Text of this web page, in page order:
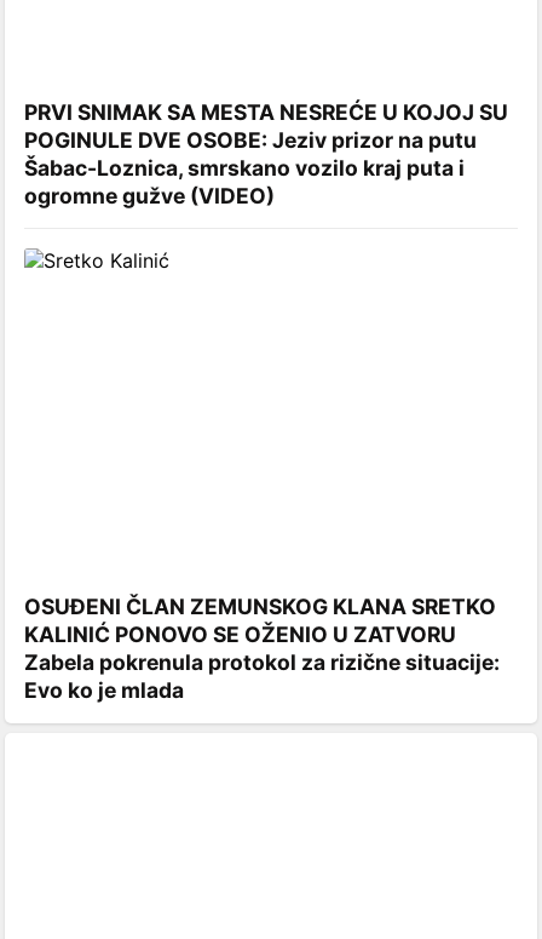
PRVI SNIMAK SA MESTA NESREĆE U KOJOJ SU
POGINULE DVE OSOBE: Jeziv prizor na putu
Šabac-Loznica, smrskano vozilo kraj puta i
ogromne gužve (VIDEO)
OSUĐENI ČLAN ZEMUNSKOG KLANA SRETKO
KALINIĆ PONOVO SE OŽENIO U ZATVORU
Zabela pokrenula protokol za rizične situacije:
Evo ko je mlada